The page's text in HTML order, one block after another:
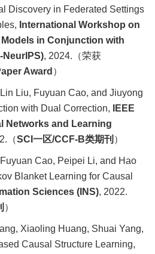
Discovery in Federated Settings
International Workshop on
in Conjunction with
NeurIPS), 2024. （荣获
Award ）
Liu, Fuyuan Cao, and Jiuyong
with Dual Correction,
IEEE
Networks and Learning
（SCI 一区/CCF-B类期刊 ）
Cao, Peipei Li, and Hao
Blanket Learning for Causal
Sciences (INS), 2022.
）
Xiaoling Huang, Shuai Yang,
Causal Structure Learning,